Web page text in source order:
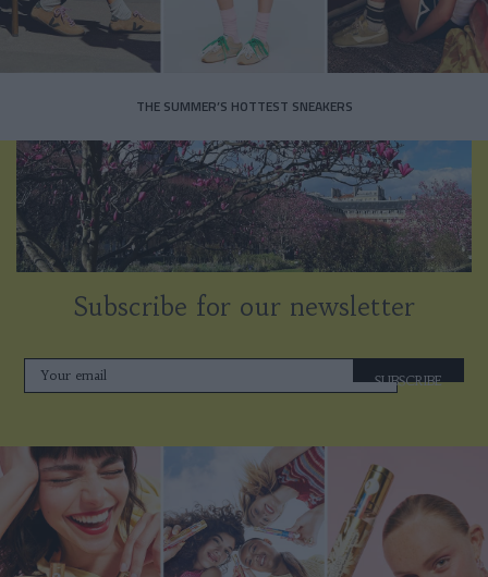
THE SUMMER’S HOTTEST SNEAKERS
Subscribe for our newsletter
SUBSCRIBE